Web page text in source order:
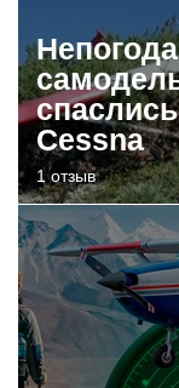
Cessna
1 отзыв